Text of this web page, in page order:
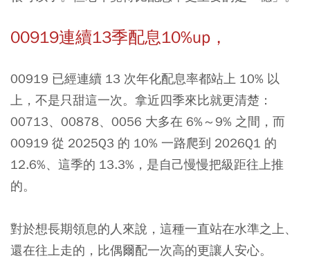
00919連續13季配息10%up，
00919 已經連續 13 次年化配息率都站上 10% 以
上，不是只甜這一次。拿近四季來比就更清楚：
00713、 00878、 0056 大多在 6%～9% 之間，而
00919 從 2025Q3 的 10% 一路爬到 2026Q1 的
12.6%、這季的 13.3%，是自己慢慢把級距往上推
的。
對於想長期領息的人來說，這種一直站在水準之上、
還在往上走的，比偶爾配一次高的更讓人安心。